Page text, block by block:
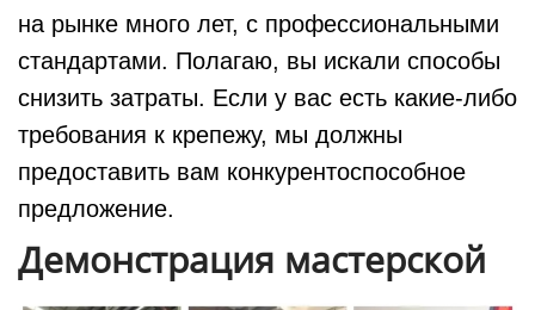
на рынке много лет, с профессиональными
стандартами. Полагаю, вы искали способы
снизить затраты. Если у вас есть какие-либо
требования к крепежу, мы должны
предоставить вам конкурентоспособное
предложение.
Демонстрация мастерской